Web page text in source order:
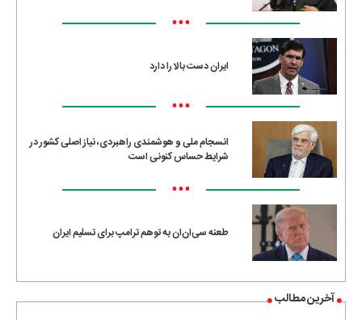
•••
ایران دست بالا را دارد
•••
انسجام ملی و هوشمندی راهبردی، نیاز اصلی کشور در
شرایط حساس کنونی است
•••
طعنه سی‌ان‌ان به توهم ترامپ برای تسلیم ایران
آخرین مطالب